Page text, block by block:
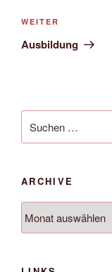
Nächster
Beitrag
WEITER
Ausbildung
nach:
ARCHIVE